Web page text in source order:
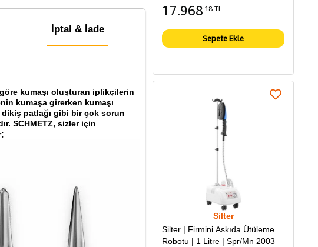
İptal & İade
kumaşı oluşturan iplikçilerin
kumaşa girerken kumaşı
patlağı gibi bir çok sorun
SCHMETZ, sizler için
Makinesi
17.968 18 TL
Sepete Ekle
Silter
Silter | Firmini Askıda Ütüleme
Robotu | 1 Litre | Spr/Mn 2003